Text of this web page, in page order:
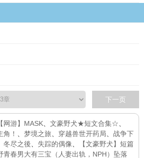
下一页
【网游】MASK 文豪野犬★短文合集☆
角！
梦境之旅 穿越兽世开药局
战争下
冬尽之後 失踪的偶像
【文豪野犬】短篇
青春男大有三宝（人妻出轨，NPH） 坠落